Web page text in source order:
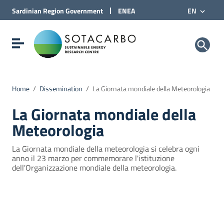
Go to site navigation
Go to Footer
Sardinian RegionGovernment | ENEA EN
Show/hide navigation menu Sotacarbo SpA
Home / Dissemination / La Giornata mondiale della Meteorologia
La Giornata mondiale della
Meteorologia
La Giornata mondiale della meteorologia si celebra ogni
anno il 23 marzo per commemorare l'istituzione
dell'Organizzazione mondiale della meteorologia.